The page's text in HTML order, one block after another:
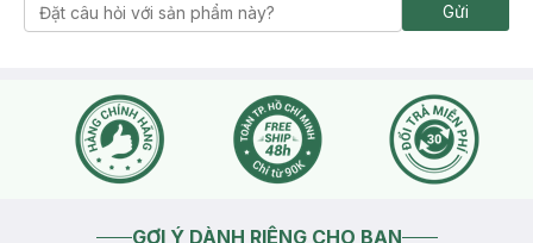
Gửi
GỢI Ý DÀNH RIÊNG CHO BẠN